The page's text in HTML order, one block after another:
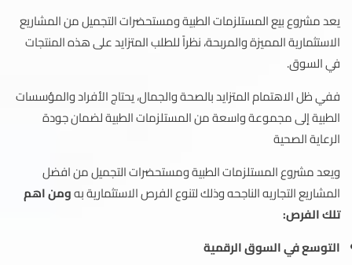
يعد مشروع بيع المستلزمات الطبية ومستحضرات التجميل من المشاريع
الاستثمارية المميزة والمربحة، نظراً للطلب المتزايد على هذه المنتجات
في السوق.
ففي ظل الاهتمام المتزايد بالصحة والجمال، يحتاج الأفراد والمؤسسات
الطبية إلى مجموعة واسعة من المستلزمات الطبية لضمان جودة
الرعاية الصحية
ويعد مشروع المستلزمات الطبية ومستحضرات التجميل من افضل
المشاريع التجاريه الناجحه وذلك لتنوع الفرص الاستثمارية بهومن اهم
تلك الفرص:
التوسع في السوق الرقمية